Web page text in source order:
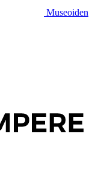
Museoiden